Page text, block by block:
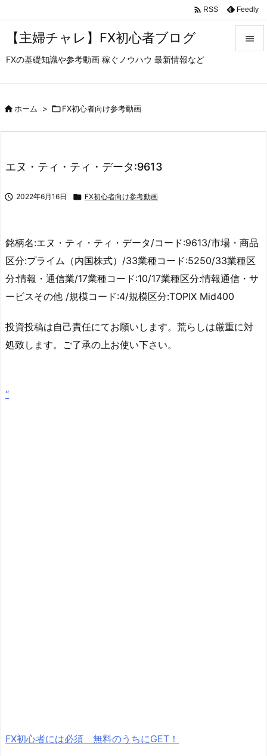
【主婦チャレ】FX初心者ブログ
FXの基礎知識や参考動画 稼ぐノウハウ 最新情報など

 RSS Feedly
ホーム > FX初心者向け参考動画
エヌ・ティ・ティ・データ:9613
 2022年6月16日  FX初心者向け参考動画
銘柄名:エヌ・ティ・ティ・データ/コード:9613/市場・商品
区分:プライム（内国株式）/33業種コード:5250/33業種区
分:情報・通信業/17業種コード:10/17業種区分:情報通信・サ
ービスその他 /規模コード:4/規模区分:TOPIX Mid400
投資投稿は自己責任にてお願いします。荒らしは厳重に対
処致します。ご了承の上お使い下さい。
“
FX初心者には必須 無料のうちにGET！